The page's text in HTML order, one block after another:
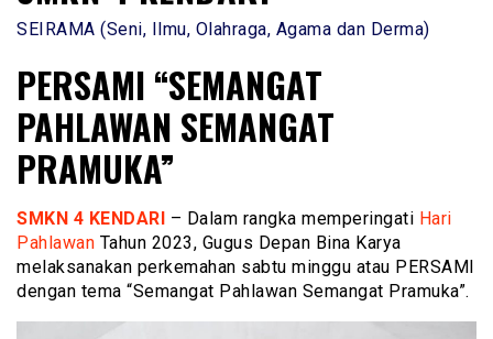
SEIRAMA (Seni, Ilmu, Olahraga, Agama dan Derma)
PERSAMI “SEMANGAT
PAHLAWAN SEMANGAT
PRAMUKA”
SMKN 4 KENDARI – Dalam rangka memperingati Hari
Pahlawan Tahun 2023, Gugus Depan Bina Karya
melaksanakan perkemahan sabtu minggu atau PERSAMI
dengan tema “Semangat Pahlawan Semangat Pramuka”.